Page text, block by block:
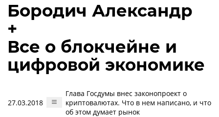
Бородич Александр
+
Все о блокчейне и
цифровой экономике
27.03.2018
Глава Госдумы внес законопроект о
криптовалютах. Что в нем написано, и что
об этом думает рынок